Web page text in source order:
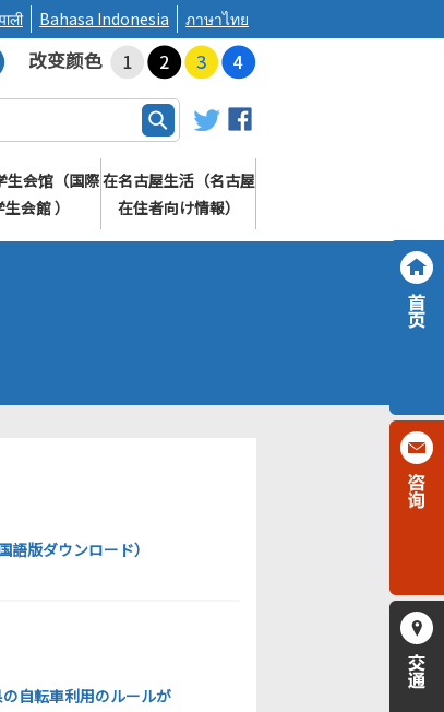
Bahasa Indonesia ภาษาไทย
改变颜色
生会馆（国際
会館 ）
在名古屋生活（名古屋
在住者向け情報）
版ダウンロード）
自転車利用のルールが